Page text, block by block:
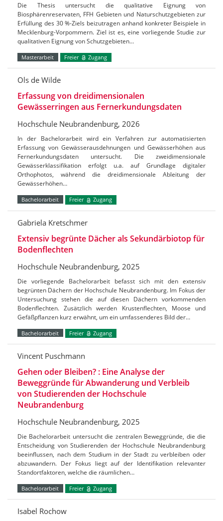
Die Thesis untersucht die qualitative Eignung von
Biosphärenreservaten, FFH Gebieten und Naturschutzgebieten zur
Erfüllung des 30 %-Ziels beizutragen anhand konkreter Beispiele in
Mecklenburg-Vorpommern. Ziel ist es, eine vorliegende Studie zur
qualitativen Eignung von Schutzgebieten…
Masterarbeit Freier Zugang
Ols de Wilde
Erfassung von dreidimensionalen
Gewässerringen aus Fernerkundungsdaten
Hochschule Neubrandenburg, 2026
In der Bachelorarbeit wird ein Verfahren zur automatisierten
Erfassung von Gewässerausdehnungen und Gewässerhöhen aus
Fernerkundungsdaten untersucht. Die zweidimensionale
Gewässerklassifikation erfolgt u.a. auf Grundlage digitaler
Orthophotos, während die dreidimensionale Ableitung der
Gewässerhöhen…
Bachelorarbeit Freier Zugang
Gabriela Kretschmer
Extensiv begrünte Dächer als Sekundärbiotop für
Bodenflechten
Hochschule Neubrandenburg, 2025
Die vorliegende Bachelorarbeit befasst sich mit den extensiv
begrünten Dächern der Hochschule Neubrandenburg. Im Fokus der
Untersuchung stehen die auf diesen Dächern vorkommenden
Bodenflechten. Zusätzlich werden Krustenflechten, Moose und
Gefäßpflanzen kurz erwähnt, um ein umfassenderes Bild der…
Bachelorarbeit Freier Zugang
Vincent Puschmann
Gehen oder Bleiben? : Eine Analyse der
Beweggründe für Abwanderung und Verbleib
von Studierenden der Hochschule
Neubrandenburg
Hochschule Neubrandenburg, 2025
Die Bachelorarbeit untersucht die zentralen Beweggründe, die die
Entscheidung von Studierenden der Hochschule Neubrandenburg
beeinflussen, nach dem Studium in der Stadt zu verbleiben oder
abzuwandern. Der Fokus liegt auf der Identifikation relevanter
Standortfaktoren, welche die räumlichen…
Bachelorarbeit Freier Zugang
Isabel Rochow